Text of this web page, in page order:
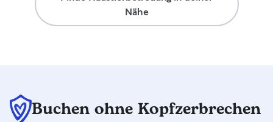
Nähe
Buchen ohne Kopfzerbrechen